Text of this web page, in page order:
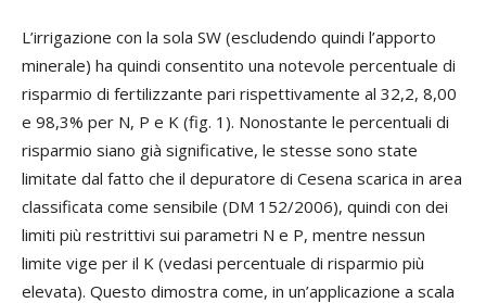
L’irrigazione con la sola SW (escludendo quindi l’apporto
minerale) ha quindi consentito una notevole percentuale di
risparmio di fertilizzante pari rispettivamente al 32,2, 8,00
e 98,3% per N, P e K (fig. 1). Nonostante le percentuali di
risparmio siano già significative, le stesse sono state
limitate dal fatto che il depuratore di Cesena scarica in area
classificata come sensibile (DM 152/2006), quindi con dei
limiti più restrittivi sui parametri N e P, mentre nessun
limite vige per il K (vedasi percentuale di risparmio più
elevata). Questo dimostra come, in un’applicazione a scala